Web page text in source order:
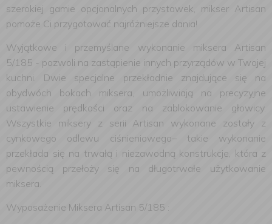
szerokiej gamie opcjonalnych przystawek, mikser Artisan
pomoże Ci przygotować najróżniejsze dania!
Wyjątkowe i przemyślane wykonanie miksera Artisan
5/185 - pozwoli na zastąpienie innych przyrządów w Twojej
kuchni. Dwie specjalne przekładnie znajdujące się na
obydwóch bokach miksera, umożliwiają na precyzyjne
ustawienie prędkości oraz na zablokowanie głowicy.
Wszystkie miksery z serii Artisan wykonane zostały z
cynkowego odlewu ciśnieniowego– takie wykonanie
przekłada się na trwałą i niezawodną konstrukcje, która z
pewnością przełoży się na długotrwałe użytkowanie
miksera.
Wyposażenie Miksera Artisan 5/185 :